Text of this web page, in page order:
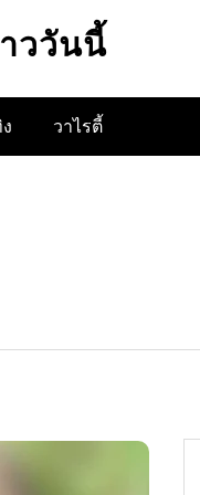
ววันนี้
วาไรตี้